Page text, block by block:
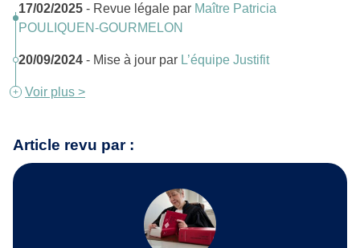
17/02/2025 - Revue légale par Maître Patricia
POULIQUEN-GOURMELON
20/09/2024 - Mise à jour par L’équipe Justifit
Voir plus >
Article revu par :